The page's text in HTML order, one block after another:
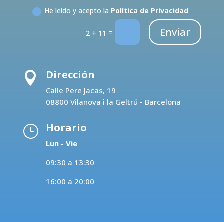
He leído y acepto la Política de Privacidad
2 + 11 = Enviar
 Dirección
Calle Pere Jacas, 19
08800 Vilanova i la Geltrú - Barcelona
} Horario
Lun - Vie
09:30 a 13:30
16:00 a 20:00